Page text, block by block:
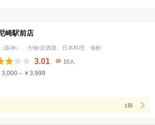
崎駅前店
阪神）、大物/居酒屋、日本料理、海鮮
3.01
数
10人
3,000～￥3,999
1回